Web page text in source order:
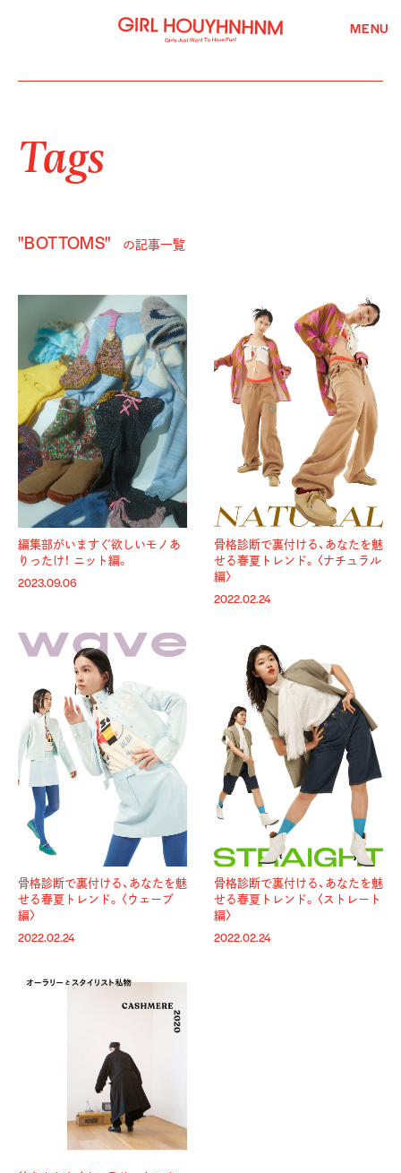
MENU
Tags
"BOTTOMS" の記事一覧
編集部がいますぐ欲しいモノあ
りったけ！ ニット編。
2023.09.06
骨格診断で裏付ける、あなたを魅
せる春夏トレンド。〈ナチュラル
編〉
2022.02.24
骨格診断で裏付ける、あなたを魅
せる春夏トレンド。〈ウェーブ
編〉
2022.02.24
骨格診断で裏付ける、あなたを魅
せる春夏トレンド。〈ストレート
編〉
2022.02.24